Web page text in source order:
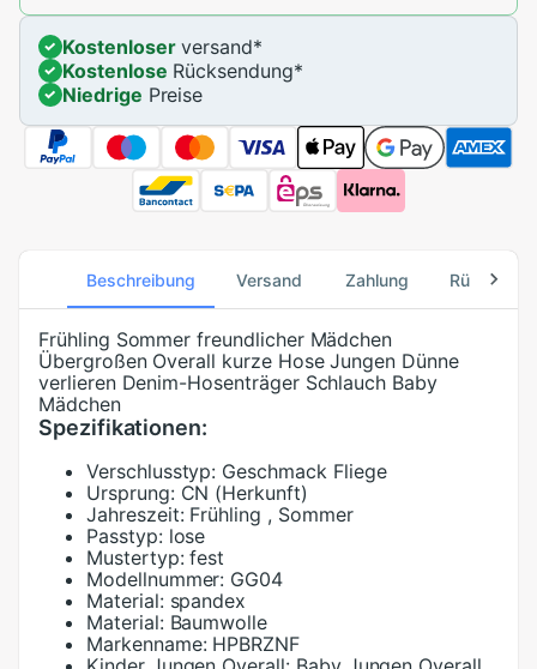
Kostenloserversand*
Kostenlose Rücksendung*
Niedrige Preise
Beschreibung Versand Zahlung
Frühling Sommer freundlicher Mädchen
Übergroßen Overall kurze Hose Jungen Dünne
verlieren Denim-Hosenträger Schlauch Baby
Mädchen
Spezifikationen:
Verschlusstyp: Geschmack Fliege
Ursprung: CN (Herkunft)
Jahreszeit: Frühling , Sommer
Passtyp: lose
Mustertyp: fest
Modellnummer: GG04
Material: spandex
Material: Baumwolle
Markenname: HPBRZNF